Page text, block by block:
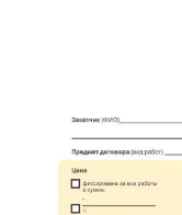
имени Морозова
имени Свердлова